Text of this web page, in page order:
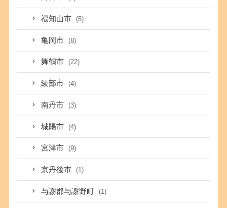
福知山市 (5)
亀岡市 (8)
舞鶴市 (22)
綾部市 (4)
南丹市 (3)
城陽市 (4)
宮津市 (9)
京丹後市 (1)
与謝郡与謝野町 (1)